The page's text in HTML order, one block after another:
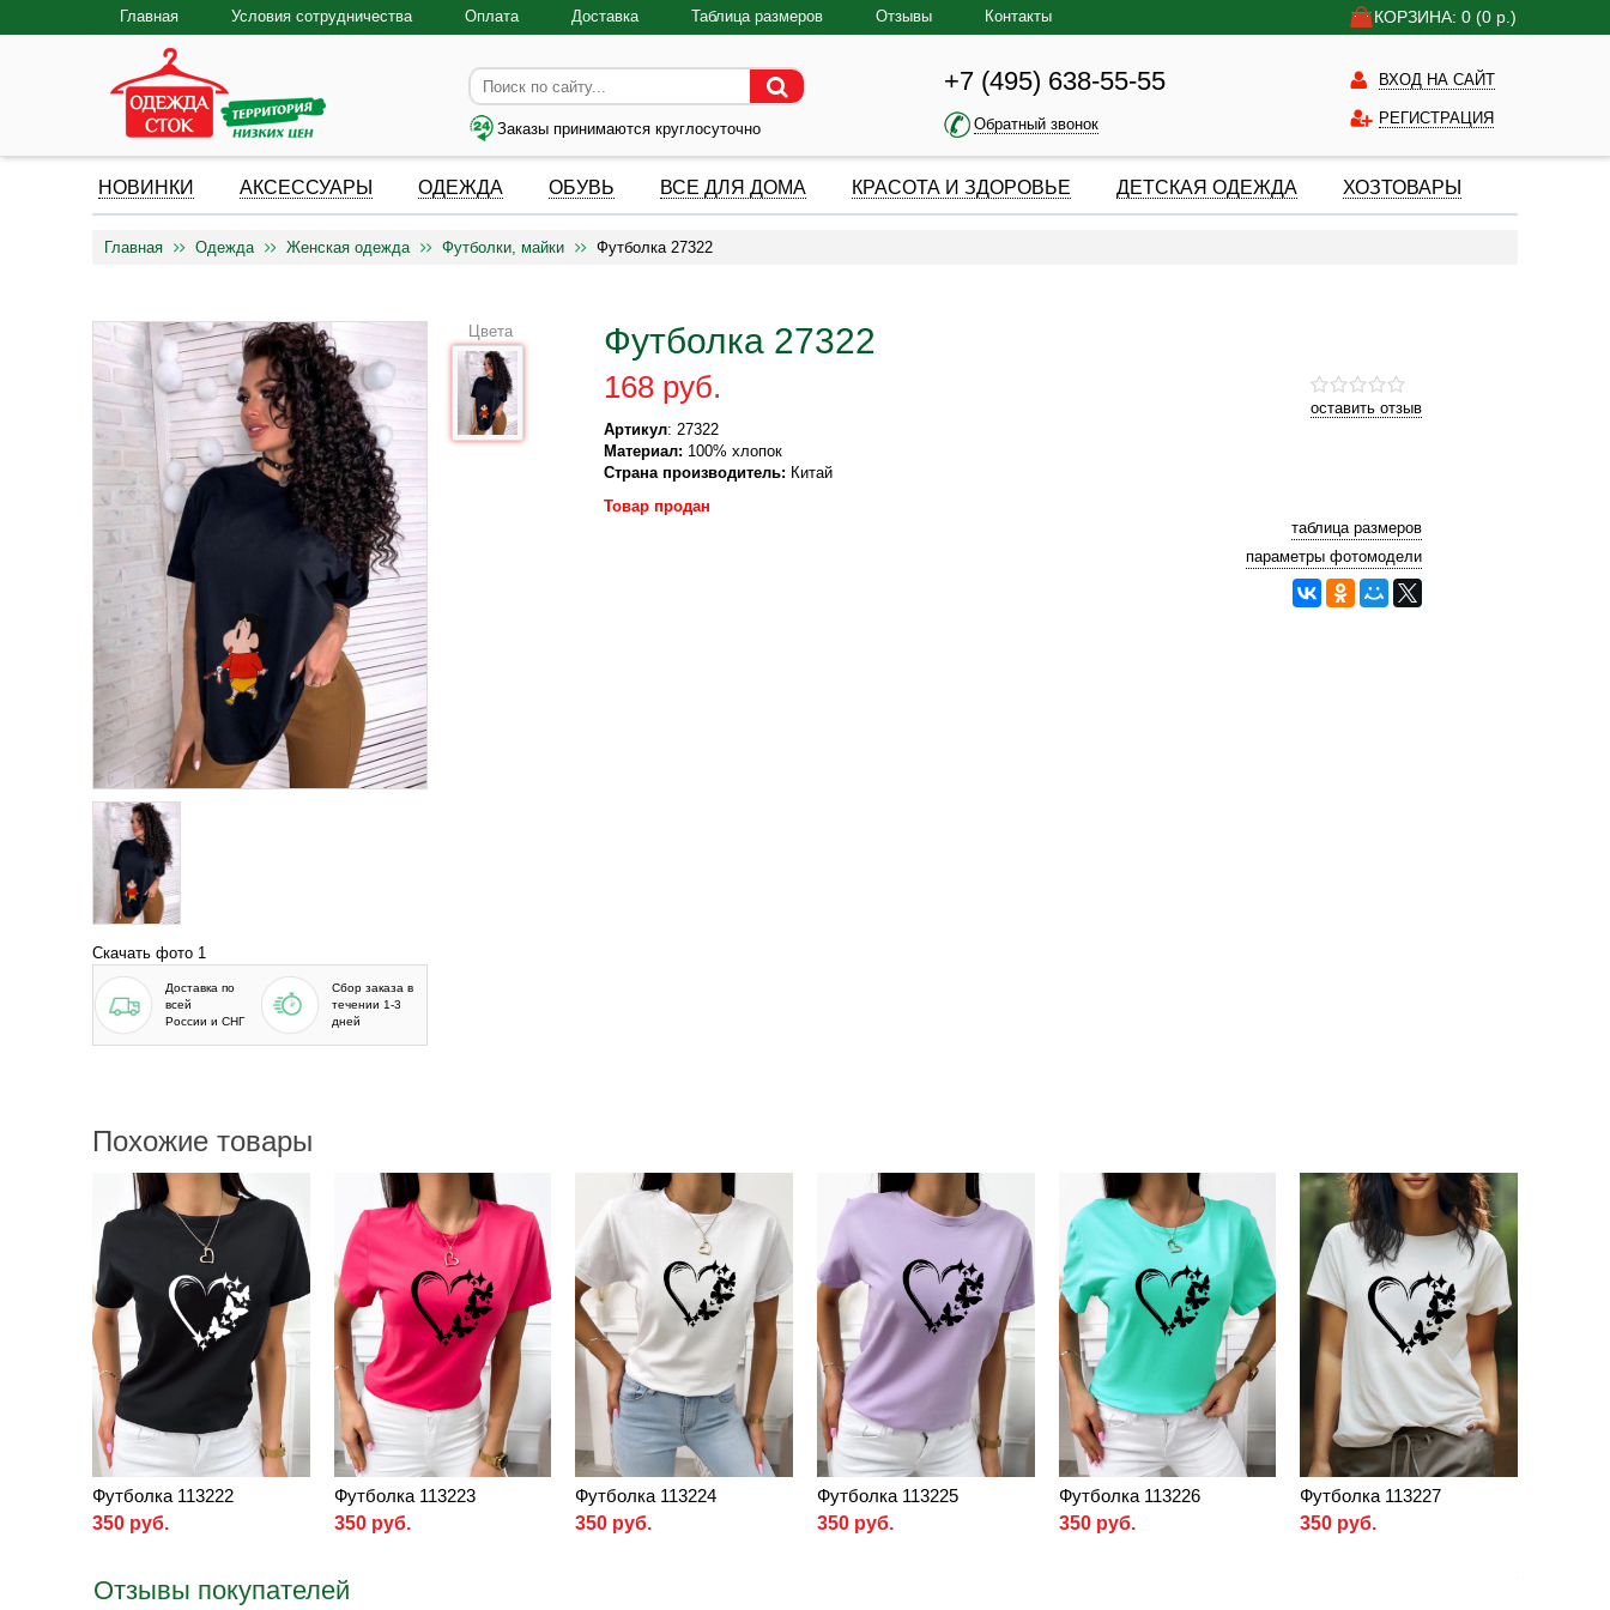
КОРЗИНА: 0 (0 р.)
Главная Условия сотрудничества Оплата Доставка Таблица размеров Отзывы Контакты
Заказы принимаются круглосуточно
+7 (495) 638-55-55
Обратный звонок
ВХОД НА САЙТ
РЕГИСТРАЦИЯ
НОВИНКИ АКСЕССУАРЫ ОДЕЖДА ОБУВЬ ВСЕ ДЛЯ ДОМА КРАСОТА И ЗДОРОВЬЕ ДЕТСКАЯ ОДЕЖДА ХОЗТОВАРЫ
Главная Одежда Женская одежда Футболки, майки Футболка 27322
Скачать фото 1
Доставка по
всей
России и СНГ
Сбор заказа в
течении 1-3
дней
Футболка 27322
оставить отзыв
168 руб.
Артикул: 27322
Материал: 100% хлопок
Страна производитель: Китай
Цвета
Товар продан
таблица размеров
параметры фотомодели
Похожие товары
Футболка 113222
350 руб.
Футболка 113223
350 руб.
Футболка 113224
350 руб.
Футболка 113225
350 руб.
Футболка 113226
350 руб.
Футболка 113227
350 руб.
Отзывы покупателей